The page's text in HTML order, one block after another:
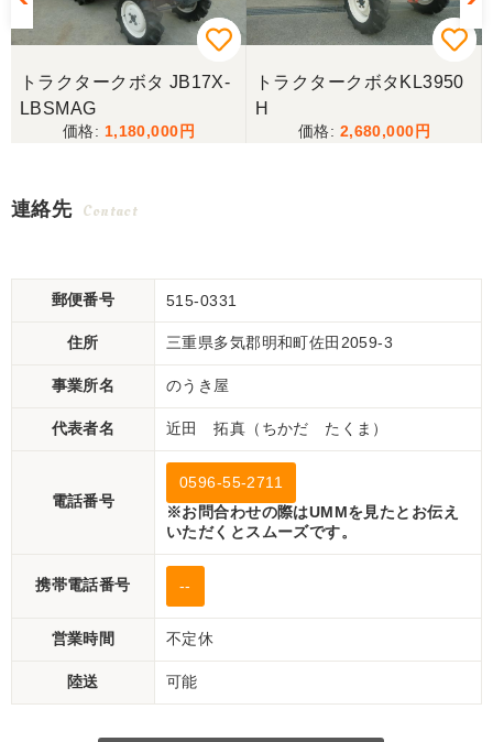
トラクタークボタ JB17X-
LBSMAG
1,180,000
トラクタークボタKL3950
H
2,680,000
連絡先 Contact
郵便番号 515-0331
住所 三重県多気郡明和町佐田2059-3
事業所名 のうき屋
代表者名 近田 拓真（ちかだ たくま）
電話番号
0596-55-2711
※お問合わせの際はUMMを見たとお伝え
いただくとスムーズです。
携帯電話番号 --
営業時間 不定休
陸送 可能